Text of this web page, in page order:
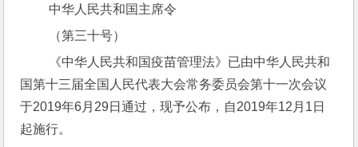
中华人民共和国主席令
（第三十号）
国第十三届全国人民代表大会常务委员会第十一次会议
于2019年6月29日通过，现予公布，自2019年12月1日
起施行。